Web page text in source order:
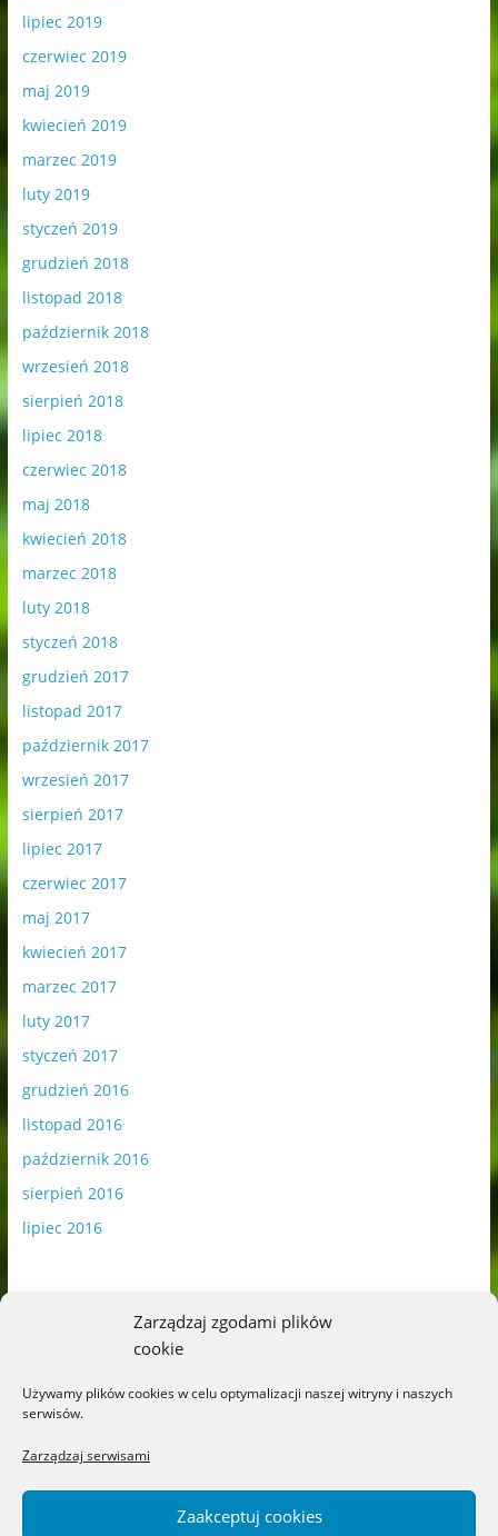
Zarządzaj zgodami plików
cookie
Używamy plików cookies w celu optymalizacji naszej witryny i naszych
serwisów.
Zarządzaj serwisami
Zaakceptuj cookies
lipiec 2019
czerwiec 2019
maj 2019
kwiecień 2019
marzec 2019
luty 2019
styczeń 2019
grudzień 2018
listopad 2018
październik 2018
wrzesień 2018
sierpień 2018
lipiec 2018
czerwiec 2018
maj 2018
kwiecień 2018
marzec 2018
luty 2018
styczeń 2018
grudzień 2017
listopad 2017
październik 2017
wrzesień 2017
sierpień 2017
lipiec 2017
czerwiec 2017
maj 2017
kwiecień 2017
marzec 2017
luty 2017
styczeń 2017
grudzień 2016
listopad 2016
październik 2016
sierpień 2016
lipiec 2016